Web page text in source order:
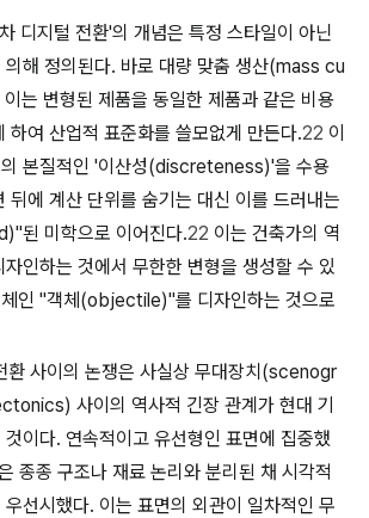
디지털 전환'의 개념은 특정 스타일이 아닌
의해 정의된다. 바로 대량 맞춤 생산(mass cu
는 변형된 제품을 동일한 제품과 같은 비용
하여 산업적 표준화를 쓸모없게 만든다.22 이
의 본질적인 '이산성(discreteness)'을 수용
뒤에 계산 단위를 숨기는 대신 이를 드러내는
된 미학으로 이어진다.22 이는 건축가의 역
인하는 것에서 무한한 변형을 생성할 수 있
인 "객체(objectile)"를 디자인하는 것으로
환 사이의 논쟁은 사실상 무대장치(scenogr
사이의 역사적 긴장 관계가 현대 기
이다. 연속적이고 유선형인 표면에 집중했
종종 구조나 재료 논리와 분리된 채 시각적
선시했다. 이는 표면의 외관이 일차적인 무